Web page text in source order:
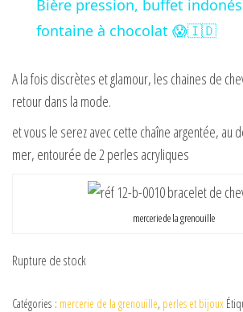
d
e
Bière pression, buffet
fontaine à chocolat 😱🇮🇩
A la fois discrètes et glamour, les chaines de
retour dans la mode.
et vous le serez avec cette chaîne argentée, au
mer, entourée de 2 perles acryliques
mercerie de la grenouille
Rupture de stock
Catégories : mercerie de la grenouille, perles et bijoux